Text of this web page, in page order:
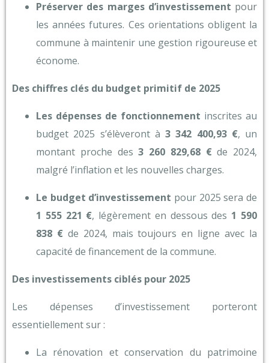
Préserver des marges d’investissement pour
les années futures. Ces orientations obligent la
commune à maintenir une gestion rigoureuse et
économe.
Des chiffres clés du budget primitif de 2025
Les dépenses de fonctionnement inscrites au
budget 2025 s’élèveront à 3 342 400,93 €, un
montant proche des3 260 829,68 €de 2024,
malgré l’inflation et les nouvelles charges.
Le budget d’investissement pour 2025 sera de
1 555 221 €, légèrement en dessous des 1 590
838 €de 2024, mais toujours en ligne avec la
capacité de financement de la commune.
Des investissements ciblés pour 2025
Les dépenses d’investissement porteront
essentiellement sur :
La rénovation et conservation du patrimoine